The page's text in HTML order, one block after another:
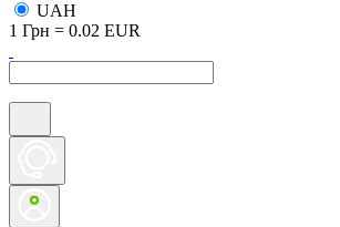
UAH
1 Грн = 0.02 EUR